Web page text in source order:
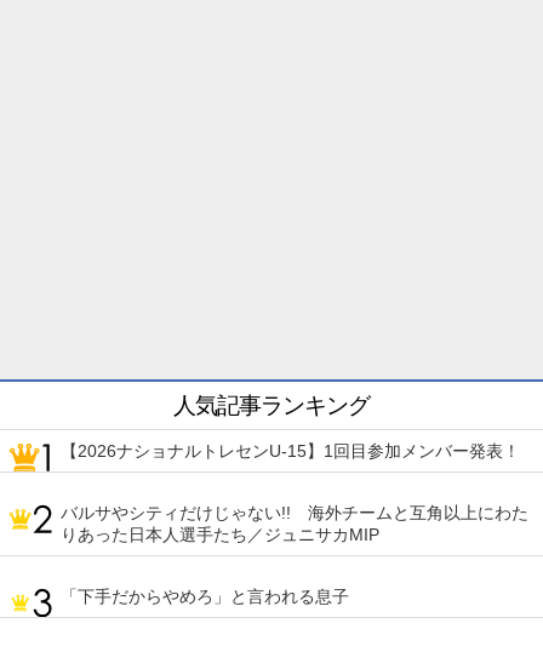
人気記事ランキング
【2026ナショナルトレセンU-15】1回目参加メンバー発表！
バルサやシティだけじゃない!! 海外チームと互角以上にわた
りあった日本人選手たち／ジュニサカMIP
「下手だからやめろ」と言われる息子